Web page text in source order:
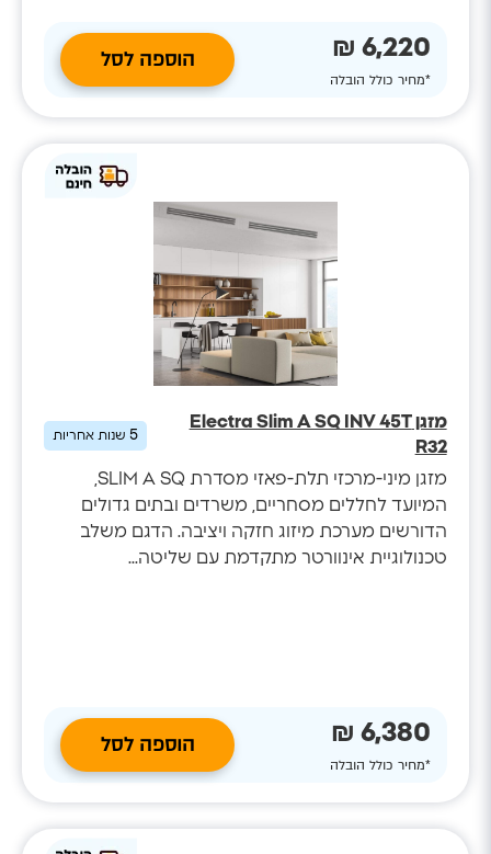
6,220 ₪
*מחיר כולל הובלה
הוספה לסל
מזגן Electra Slim A SQ INV 45T
R32
5שנות אחריות
המיועד לחללים מסחריים, משרדים ובתים גדולים
הדורשים מערכת מיזוג חזקה ויציבה. הדגם משלב
טכנולוגיית אינוורטר מתקדמת עם שליטה...
6,380 ₪
*מחיר כולל הובלה
הוספה לסל